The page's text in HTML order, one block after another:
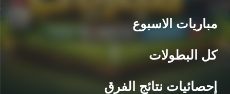
مباريات الاسبوع
كل البطولات
إحصائيات نتائج الفرق